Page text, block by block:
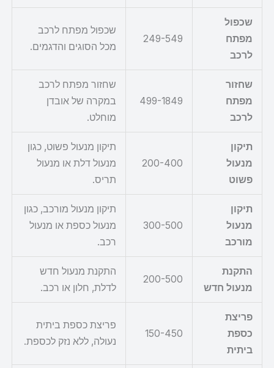
שכפול
מפתח
לרכב
249-549
שכפול מפתח לרכב
מכל הסוגים והדגמים.
שחזור
מפתח
לרכב
499-1849
שחזור מפתח לרכב
במקרה של אובדן
מוחלט.
תיקון
מנעול
פשוט
200-400
תיקון מנעול פשוט, כגון
מנעול דלת או מנעול
תריס.
תיקון
מנעול
מורכב
300-500
תיקון מנעול מורכב, כגון
מנעול כספת או מנעול
רכב.
התקנת
מנעול חדש
200-500
התקנת מנעול חדש
לדלת, חלון או רכב.
פריצת
כספת
ביתית
150-450
פריצת כספת ביתית
נעולה, ללא נזק לכספת.